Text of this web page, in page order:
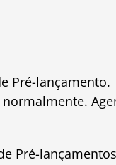
Pré-lançamento.
normalmente.
Pré-